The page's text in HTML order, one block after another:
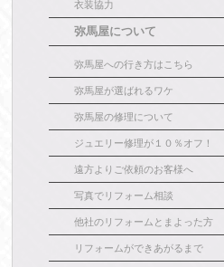
衣装協力
弥馬屋について
弥馬屋への行き方はこちら
弥馬屋が選ばれるワケ
弥馬屋の修理について
ジュエリー修理が１０％オフ！
遠方よりご依頼のお客様へ
写真でリフォーム相談
他社のリフォームとまよった方
リフォームができあがるまで